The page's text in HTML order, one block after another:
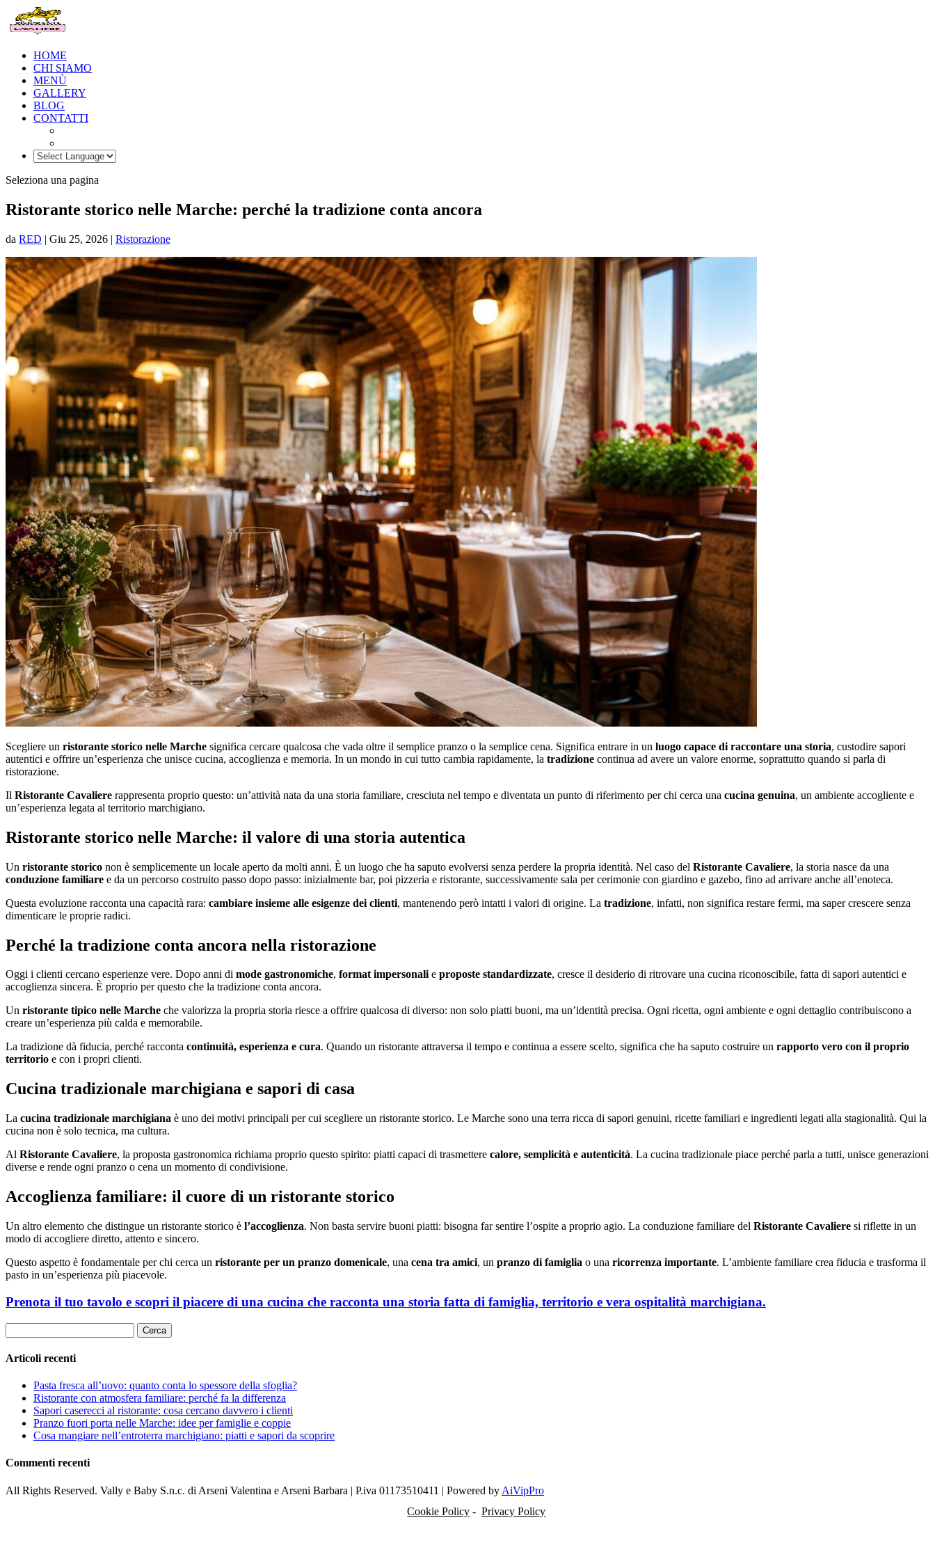
HOME
CHI SIAMO
MENÙ
GALLERY
BLOG
CONTATTI
Seleziona una pagina
Ristorante storico nelle Marche: perché la tradizione conta ancora
da RED | Giu 25, 2026 | Ristorazione
Scegliere un ristorante storico nelle Marche significa cercare qualcosa che vada oltre il semplice pranzo o la semplice cena. Significa entrare in un luogo capace di raccontare una storia, custodire sapori
autentici e offrire un’esperienza che unisce cucina, accoglienza e memoria. In un mondo in cui tutto cambia rapidamente, la tradizione continua ad avere un valore enorme, soprattutto quando si parla di
ristorazione.
Il Ristorante Cavaliere rappresenta proprio questo: un’attività nata da una storia familiare, cresciuta nel tempo e diventata un punto di riferimento per chi cerca una cucina genuina, un ambiente accogliente e
un’esperienza legata al territorio marchigiano.
Ristorante storico nelle Marche: il valore di una storia autentica
Un ristorante storico non è semplicemente un locale aperto da molti anni. È un luogo che ha saputo evolversi senza perdere la propria identità. Nel caso del Ristorante Cavaliere, la storia nasce da una
conduzione familiare e da un percorso costruito passo dopo passo: inizialmente bar, poi pizzeria e ristorante, successivamente sala per cerimonie con giardino e gazebo, fino ad arrivare anche all’enoteca.
Questa evoluzione racconta una capacità rara: cambiare insieme alle esigenze dei clienti, mantenendo però intatti i valori di origine. La tradizione, infatti, non significa restare fermi, ma saper crescere senza
dimenticare le proprie radici.
Perché la tradizione conta ancora nella ristorazione
Oggi i clienti cercano esperienze vere. Dopo anni di mode gastronomiche, format impersonalie proposte standardizzate, cresce il desiderio di ritrovare una cucina riconoscibile, fatta di sapori autentici e
accoglienza sincera. È proprio per questo che la tradizione conta ancora.
Un ristorante tipico nelle Marche che valorizza la propria storia riesce a offrire qualcosa di diverso: non solo piatti buoni, ma un’identità precisa. Ogni ricetta, ogni ambiente e ogni dettaglio contribuiscono a
creare un’esperienza più calda e memorabile.
La tradizione dà fiducia, perché racconta continuità, esperienza e cura. Quando un ristorante attraversa il tempo e continua a essere scelto, significa che ha saputo costruire un rapporto vero con il proprio
territorio e con i propri clienti.
Cucina tradizionale marchigiana e sapori di casa
La cucina tradizionale marchigiana è uno dei motivi principali per cui scegliere un ristorante storico. Le Marche sono una terra ricca di sapori genuini, ricette familiari e ingredienti legati alla stagionalità. Qui la
cucina non è solo tecnica, ma cultura.
Al Ristorante Cavaliere, la proposta gastronomica richiama proprio questo spirito: piatti capaci di trasmettere calore, semplicità e autenticità. La cucina tradizionale piace perché parla a tutti, unisce generazioni
diverse e rende ogni pranzo o cena un momento di condivisione.
Accoglienza familiare: il cuore di un ristorante storico
Un altro elemento che distingue un ristorante storico è l’accoglienza. Non basta servire buoni piatti: bisogna far sentire l’ospite a proprio agio. La conduzione familiare del Ristorante Cavaliere si riflette in un
modo di accogliere diretto, attento e sincero.
Questo aspetto è fondamentale per chi cerca un ristorante per un pranzo domenicale, una cena tra amici, un pranzo di famiglia o una ricorrenza importante. L’ambiente familiare crea fiducia e trasforma il
pasto in un’esperienza più piacevole.
Prenota il tuo tavolo e scopri il piacere di una cucina che racconta una storia fatta di famiglia, territorio e vera ospitalità marchigiana.
per:
Articoli recenti
Pasta fresca all’uovo: quanto conta lo spessore della sfoglia?
Ristorante con atmosfera familiare: perché fa la differenza
Sapori caserecci al ristorante: cosa cercano davvero i clienti
Pranzo fuori porta nelle Marche: idee per famiglie e coppie
Cosa mangiare nell’entroterra marchigiano: piatti e sapori da scoprire
Commenti recenti
All Rights Reserved. Vally e Baby S.n.c. di Arseni Valentina e Arseni Barbara | P.iva 01173510411 | Powered by AiVipPro
Cookie Policy -Privacy Policy